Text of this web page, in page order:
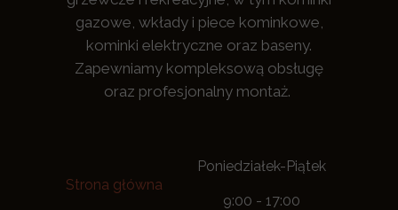
gazowe, wkłady i piece kominkowe,
kominki elektryczne oraz baseny.
Zapewniamy kompleksową obsługę
oraz profesjonalny montaż.
Strona główna
Poniedziałek-Piątek
9:00 - 17:00